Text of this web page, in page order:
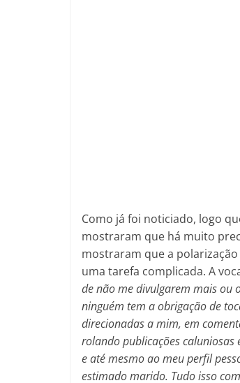
Como já foi noticiado, logo
mostraram que há muito
mostraram que a
uma tarefa complicada. A
de não me divulgarem mais ou
ninguém tem a obrigação de
direcionadas a mim, em
rolando publicações
e até mesmo ao meu perfil
estimado marido. Tudo isso